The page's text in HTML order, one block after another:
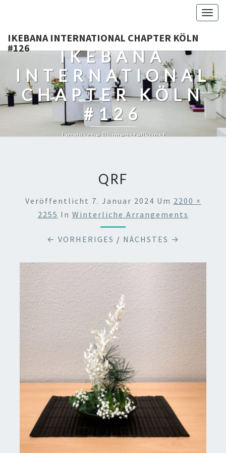
IKEBANA INTERNATIONAL CHAPTER KÖLN
#126
IKEBANA
INTERNATIONAL
CHAPTER KÖLN
#126
Japanische Blumenstellkunst
QRF
Veröffentlicht 7. Januar 2024 Um 2200 ×
2255 In Winterliche Arrangements
← VORHERIGES / NÄCHSTES →